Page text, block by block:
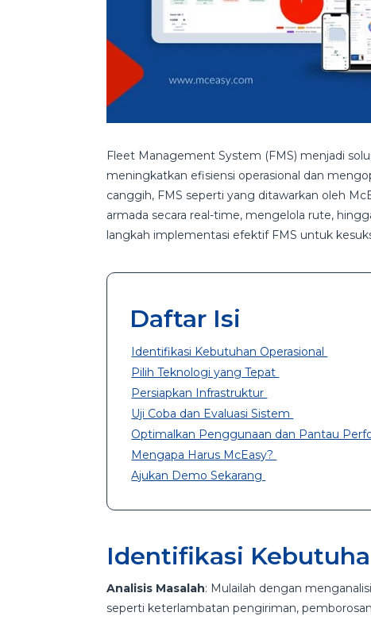
Fleet Management System (FMS) menjadi
meningkatkan efisiensi operasional dan
canggih, FMS seperti yang ditawarkan oleh
armada secara real-time, mengelola rute,
langkah implementasi efektif FMS untuk
Daftar Isi
Identifikasi Kebutuhan Operasional
Pilih Teknologi yang Tepat
Persiapkan Infrastruktur
Uji Coba dan Evaluasi Sistem
Optimalkan Penggunaan dan Pantau
Mengapa Harus McEasy?
Ajukan Demo Sekarang
Identifikasi
Analisis Masalah: Mulailah dengan
seperti keterlambatan pengiriman,